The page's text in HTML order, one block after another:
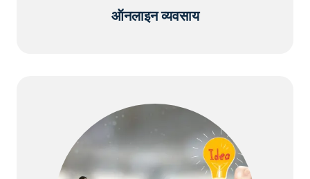
ऑनलाइन व्यवसाय